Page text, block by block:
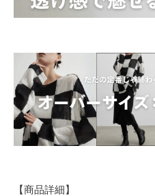
【商品詳細】